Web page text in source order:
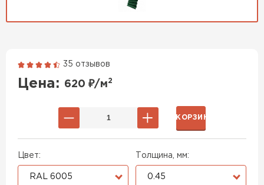
35 отзывов
Цена: 620 ₽/м2
Цвет:
RAL 6005
Толщина, мм:
0.45
В КОРЗИНУ